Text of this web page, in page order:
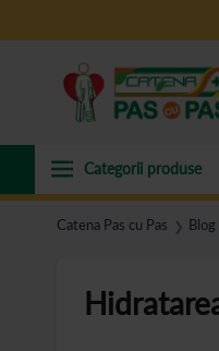
Catena Pas cu Pas ❯ Blog